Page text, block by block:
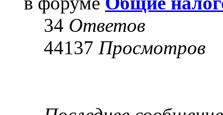
34 Ответов
44137 Просмотров